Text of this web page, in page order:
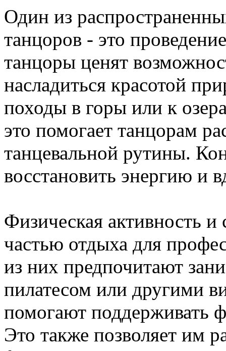
Один из
танцоров - это
танцоры ценят
насладиться красотой
походы в горы или к
это помогает танцорам
танцевальной рутины.
восстановить энергию и
Физическая активность
частью отдыха для
из них предпочитают
пилатесом или другими
помогают поддерживать
Это также позволяет им